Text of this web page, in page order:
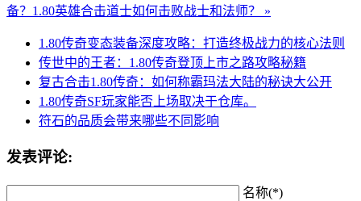
备？ 1.80英雄合击道士如何击败战士和法师？ »
1.80传奇变态装备深度攻略：打造终极战力的核心法则
传世中的王者：1.80传奇登顶上市之路攻略秘籍
复古合击1.80传奇：如何称霸玛法大陆的秘诀大公开
1.80传奇SF玩家能否上场取决于仓库。
符石的品质会带来哪些不同影响
发表评论:
名称(*)